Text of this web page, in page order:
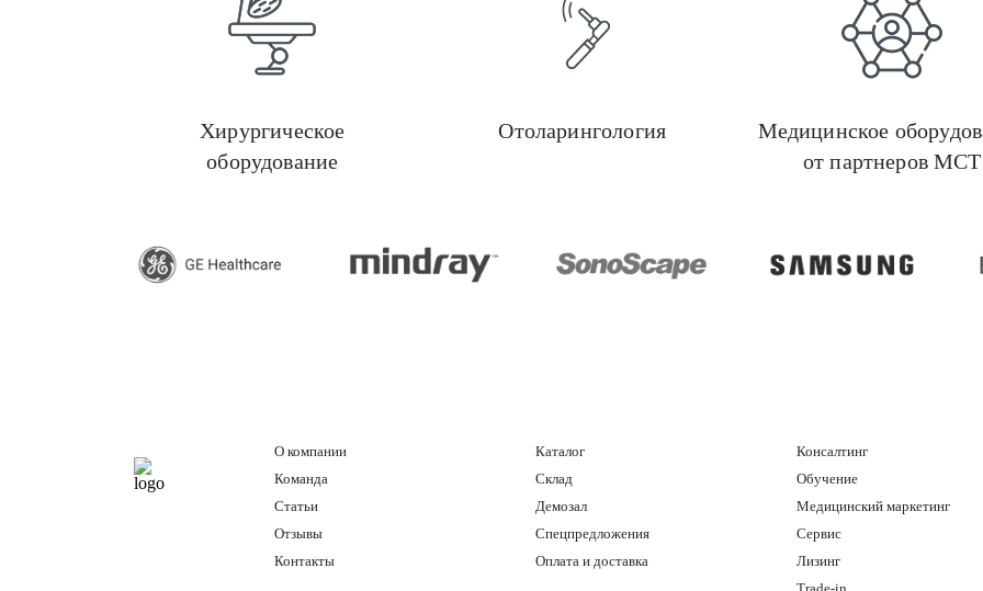
Хирургическое
оборудование
Отоларингология
Медицинское
от партнеров МСТ
О компании
Команда
Статьи
Отзывы
Контакты
Каталог
Склад
Демозал
Спецпредложения
Оплата и доставка
Консалтинг
Обучение
Медицинский маркетинг
Сервис
Лизинг